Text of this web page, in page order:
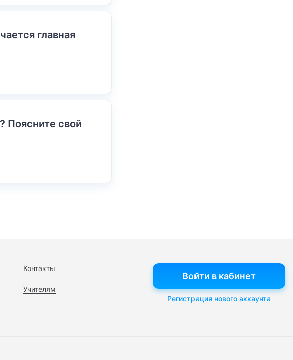
главная
Поясните свой
Контакты
Учителям
Войти в кабинет
Регистрация нового аккаунта